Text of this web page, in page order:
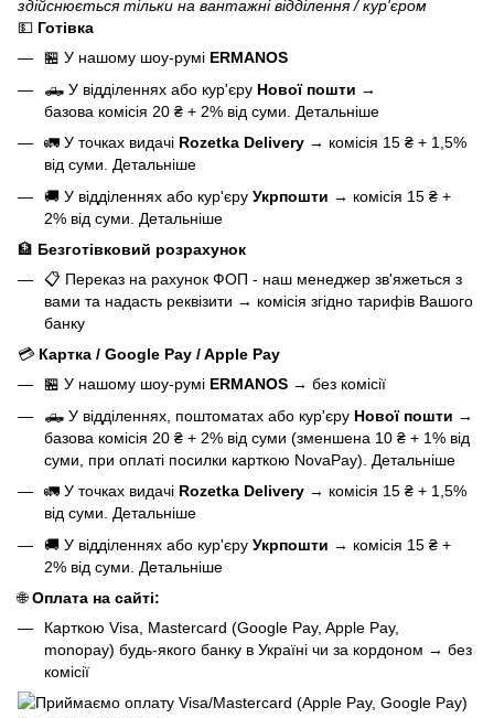
здійснюється тільки на вантажні відділення / кур'єром
💵 Готівка
🏪 У нашому шоу-румі ERMANOS
🛻 У відділеннях або кур'єру Нової пошти →
базова комісія 20 ₴ + 2% від суми. Детальніше
🚛 У точках видачі Rozetka Delivery → комісія 15 ₴ + 1,5%
від суми. Детальніше
🚚 У відділеннях або кур'єру Укрпошти → комісія 15 ₴ +
2% від суми. Детальніше
🏦 Безготівковий розрахунок
📋 Переказ на рахунок ФОП - наш менеджер зв'яжеться з
вами та надасть реквізити → комісія згідно тарифів Вашого
банку
💳 Картка / Google Pay / Apple Pay
🏪 У нашому шоу-румі ERMANOS → без комісії
🛻 У відділеннях, поштоматах або кур'єру Нової пошти →
базова комісія 20 ₴ + 2% від суми (зменшена 10 ₴ + 1% від
суми, при оплаті посилки карткою NovaPay). Детальніше
🚛 У точках видачі Rozetka Delivery → комісія 15 ₴ + 1,5%
від суми. Детальніше
🚚 У відділеннях або кур'єру Укрпошти → комісія 15 ₴ +
2% від суми. Детальніше
🌐Оплата на сайті:
Карткою Visa, Mastercard (Google Pay, Apple Pay,
monopay) будь-якого банку в Україні чи за кордоном → без
комісії